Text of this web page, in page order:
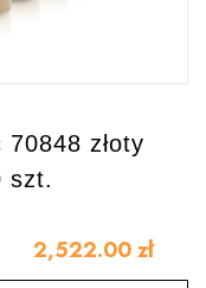
złoty
szt.
2,522.00 zł